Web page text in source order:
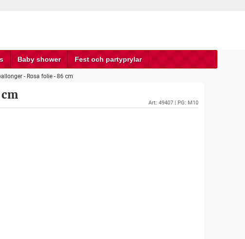
Baby shower Fest och partyprylar
- Rosa folie - 86 cm
Art: 49407 | PG: M10